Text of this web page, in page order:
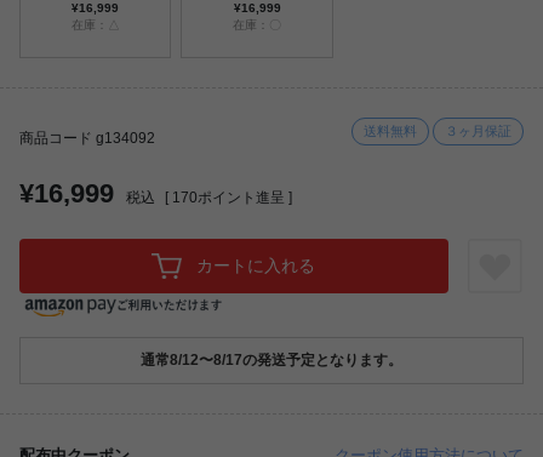
¥16,999
在庫：△
¥16,999
在庫：〇
商品コード g134092 送料無料 ３ヶ月保証
¥16,999 税込 [ 170ポイント進呈 ]
カートに入れる
通常8/12〜8/17の発送予定となります。